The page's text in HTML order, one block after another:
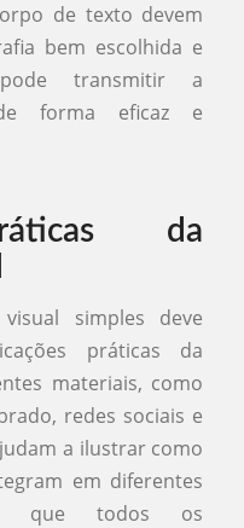
de texto devem
bem escolhida e
transmitir a
forma eficaz e
da
simples deve
práticas da
materiais, como
redes sociais e
a ilustrar como
em diferentes
que todos os